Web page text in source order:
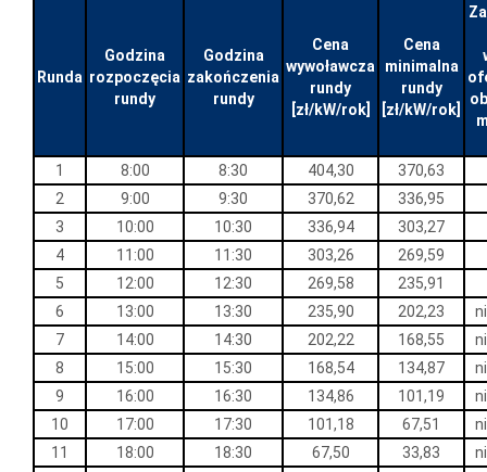
Runda
Godzina
rozpoczęcia
rundy
Godzina
zakończenia
rundy
Cena
wywoławcza
rundy
[zł/kW/rok]
Cena
minimalna
rundy
[zł/kW/rok]
1 8:00 8:30 404,30
370,63
2
9:00 9:30 370,62
336,95
3
10:00 10:30 336,94
303,27
4
11:00 11:30 303,26
269,59
5
12:00 12:30 269,58
235,91
6
13:00 13:30 235,90 202,23
7
14:00 14:30 202,22 168,55
8
15:00 15:30 168,54 134,87
9
16:00 16:30 134,86 101,19
10
17:00 17:30 101,18 67,51
11
18:00 18:30 67,50 33,83